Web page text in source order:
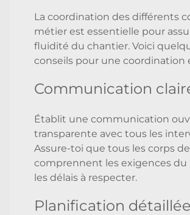
La coordination des différents
métier est essentielle pour
fluidité du chantier. Voici
conseils pour une coordination
Communication
Établit une communication
transparente avec tous les
Assure-toi que tous les corps
comprennent les exigences du
les délais à respecter.
Planification détaillée